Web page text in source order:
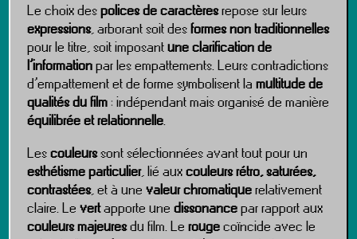
Le choix despolices de caractèresrepose sur leurs
expressions, arborant soit desformes non traditionnelles
pour le titre, soit imposantune clarification de
l’informationpar les empattements. Leurs contradictions
d’empattement et de forme symbolisent lamultitude de
qualités du film: indépendant mais organisé de manière
équilibrée et relationnelle.
Lescouleurssont sélectionnées avant tout pour un
esthétisme particulier, lié auxcouleurs rétro, saturées,
contrastées, et à une valeur chromatiquerelativement
claire. Levertapporte unedissonancepar rapport aux
couleurs majeuresdu film. Lerougecoïncide avec le